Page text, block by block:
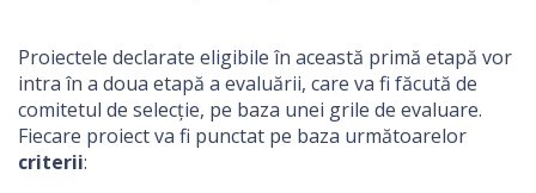
Proiectele declarate eligibile în această primă etapă vor
intra în a doua etapă a evaluării, care va fi făcută de
comitetul de selecție, pe baza unei grile de evaluare.
Fiecare proiect va fi punctat pe baza următoarelor
criterii: